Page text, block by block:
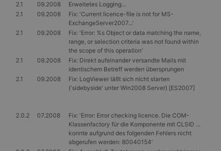
2.1
09.2008
Erweitetes Logging...
2.1
09.2008
Fix: 'Current licence-file is not for MS-
ExchangeServer2007...'
2.1
09.2008
Fix: 'Error: %s Object or data matching the name,
range, or selection criteria was not found within
the scope of this operation'
2.1
09.2008
Fix: Direkt aufeinander versandte Mails mit
identischem Betreff werden übersprungen
2.1
09.2008
Fix: LogViewer läßt sich nicht starten
('sidebyside' unter Win2008 Server) [ES2007]
2.0.2 07.2008
Fix: 'Error: Error checking licence. Die COM-
Klassenfactory für die Komponente mit CLSID ...
konnte aufgrund des folgenden Fehlers nicht
abgerufen werden: 80040154'